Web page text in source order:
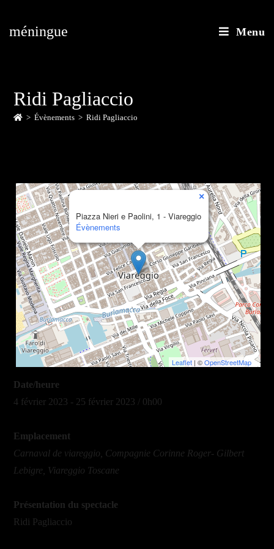
méningue Menu
Ridi Pagliaccio
> Évènements > Ridi Pagliaccio
Piazza Nieri e Paolini, 1 - Viareggio
Évènements
×
Leaflet| ©OpenStreetMap
Date/heure
4 février 2023 - 25 février 2023 / 0h00
Emplacement
Carnaval de viareggio, Compagnie Corinne Roger- Gilbert
Lebigre, Viareggio Toscane
Présentation du spectacle
Ridi Pagliaccio